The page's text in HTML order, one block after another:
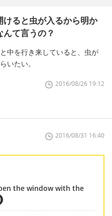
ると虫が入るから明か
て言うの？
中を行き来していると、虫が
いたい。
2016/08/26 19:12
2016/08/31 16:40
the window with the